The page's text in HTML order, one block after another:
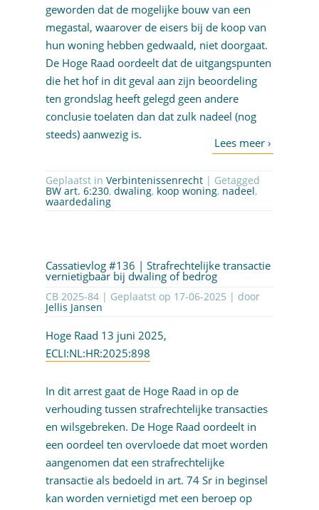
geworden dat de mogelijke bouw van een
megastal, waarover de eisers bij de koop van
hun woning hebben gedwaald, niet doorgaat.
De Hoge Raad oordeelt dat de uitgangspunten
die het hof in dit geval aan zijn beoordeling
ten grondslag heeft gelegd geen andere
conclusie toelaten dan dat zulk nadeel (nog
steeds) aanwezig is.
Geplaatst in Verbintenissenrecht | Getagged
BW art. 6:230, dwaling, koop woning, nadeel,
waardedaling
Cassatievlog #136 | Strafrechtelijke transactie
vernietigbaar bij dwaling of bedrog
CB 2025-84 | Geplaatst op 17-06-2025 | door
Jellis Jansen
Hoge Raad 13 juni 2025,
ECLI:NL:HR:2025:898
In dit arrest gaat de Hoge Raad in op de
verhouding tussen strafrechtelijke transacties
en wilsgebreken. De Hoge Raad oordeelt in
een oordeel ten overvloede dat moet worden
aangenomen dat een strafrechtelijke
transactie als bedoeld in art. 74 Sr in beginsel
kan worden vernietigd met een beroep op